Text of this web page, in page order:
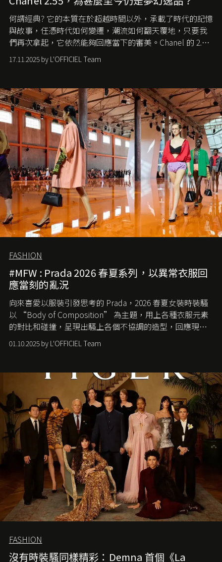
何謂經典? 它的本質在於超越時間以外，承載了時代的記憶
與故事，任憑時代如何變遷，潮流如何翻天覆地，只要我
們再次拿起，它依然能夠回應當下的審美。Chanel 的 2.55
手袋更是這樣存在，自問世至今，一直有着舉足輕重的地
位。如果說每個女生的第一個夢想手袋是 Chanel，那 2.55
愛它的雋永與優雅。那麼這個手袋是怎麼誕生的呢？又為
甚麼取名叫 2.55 ？今天就由《L'Officiel HK》帶你穿越流金
歲月，回顧 2.55 的誕生故事。
17.11.2025 by L'OFFICIEL Team
FASHION
#MFW : Prada 2026 春夏系列，以異常衣服回
應當刻的亂況
向來喜愛以服裝引發思考的 Prada，2026 春夏女裝時裝騷
以 “Body of Composition” 為主題，用上各種衣服元素
的對比和碰撞，呈現出騷上各個不協調的造型，回應現今
社會各種資訊、文化超載的現象。
01.10.2025 by L'OFFICIEL Team
FASHION
沒有時裝騷同樣精彩：Demna 首個《La